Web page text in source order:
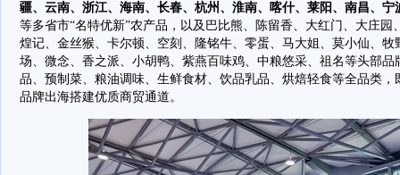
疆、云南、浙江、海南、长春、杭州、淮南、喀什、莱阳、南昌、
等多省市“名特优新”农产品，以及巴比熊、陈留香、大红门、大庄
煌记、金丝猴、卡尔顿、空刻、隆铭牛、零蛋、马大姐、莫小仙、
场、微念、香之派、小胡鸭、紫燕百味鸡、中粮悠采、祖名等头部
品、预制菜、粮油调味、生鲜食材、饮品乳品、烘焙轻食等全品类
品牌出海搭建优质商贸通道。